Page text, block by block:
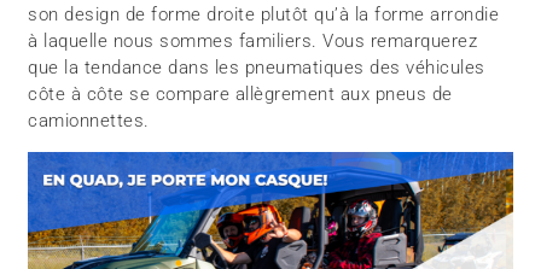
son design de forme droite plutôt qu’à la forme arrondie
à laquelle nous sommes familiers. Vous remarquerez
que la tendance dans les pneumatiques des véhicules
côte à côte se compare allègrement aux pneus de
camionnettes.